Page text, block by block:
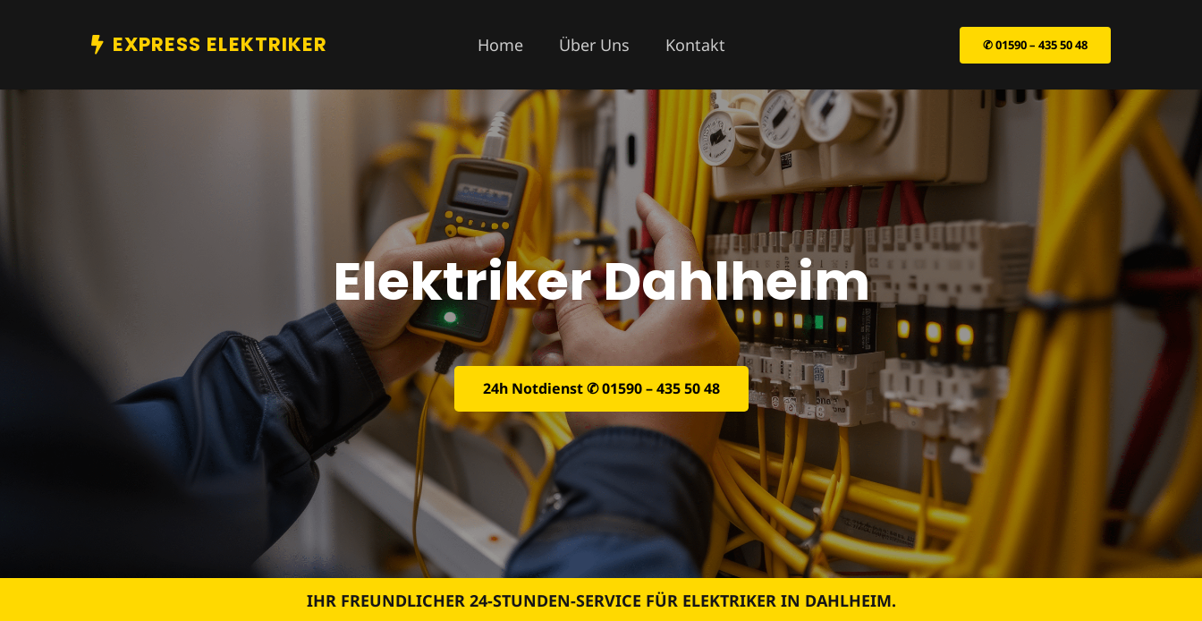
EXPRESS ELEKTRIKER Home Über Uns Kontakt ✆ 01590 – 435 50 48
Elektriker Dahlheim
24h Notdienst ✆ 01590 – 435 50 48
IHR FREUNDLICHER 24-STUNDEN-SERVICE FÜR ELEKTRIKER IN DAHLHEIM.